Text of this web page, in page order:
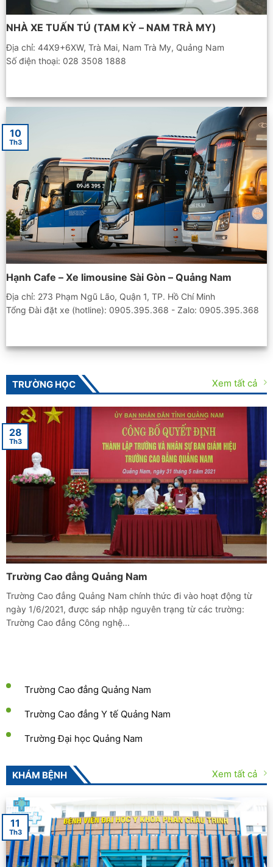
NHÀ XE TUẤN TÚ (TAM KỲ – NAM TRÀ MY)
Địa chỉ: 44X9+6XW, Trà Mai, Nam Trà My, Quảng Nam
Số điện thoại: 028 3508 1888
Hạnh Cafe – Xe limousine Sài Gòn – Quảng Nam
Địa chỉ: 273 Phạm Ngũ Lão, Quận 1, TP. Hồ Chí Minh
Tổng Đài đặt xe (hotline): 0905.395.368 - Zalo: 0905.395.368
10
Th3
TRƯỜNG HỌC Xem tất cả
Trường Cao đẳng Quảng Nam
Trường Cao đẳng Quảng Nam chính thức đi vào hoạt động từ
ngày 1/6/2021, được sáp nhập nguyên trạng từ các trường:
Trường Cao đẳng Công nghệ...
28
Th3
Trường Cao đẳng Quảng Nam
Trường Cao đẳng Y tế Quảng Nam
Trường Đại học Quảng Nam
KHÁM BỆNH Xem tất cả
11
Th3